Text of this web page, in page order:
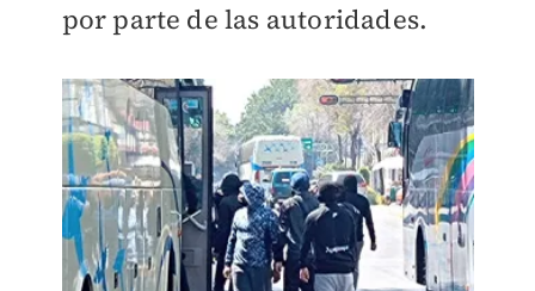
por parte de las autoridades.